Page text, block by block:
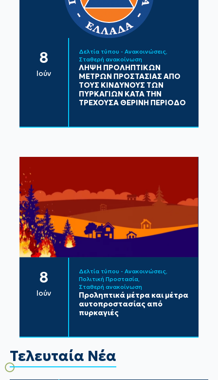
8
Ιούν
Δελτία τύπου - Ανακοινώσεις
Σταθερή ανακοίνωση
ΛΗΨΗ ΠΡΟΛΗΠΤΙΚΩΝ
ΜΕΤΡΩΝ ΠΡΟΣΤΑΣΙΑΣ ΑΠΟ
ΤΟΥΣ ΚΙΝΔΥΝΟΥΣ ΤΩΝ
ΠΥΡΚΑΓΙΩΝ ΚΑΤΑ ΤΗΝ
ΤΡΕΧΟΥΣΑ ΘΕΡΙΝΗ ΠΕΡΙΟΔΟ
8
Ιούν
Δελτία τύπου - Ανακοινώσεις
Πολιτική Προστασία
Σταθερή ανακοίνωση
Προληπτικά μέτρα και μέτρα
αυτοπροστασίας από
πυρκαγιές
Τελευταία Νέα